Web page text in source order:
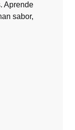
Aprende
sabor,